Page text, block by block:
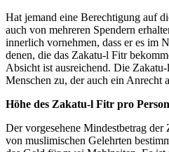
Hat jemand eine Berechtigung auf
auch von mehreren Spendern
innerlich vornehmen, dass er es im
denen, die das Zakatu-l Fitr
Absicht ist ausreichend. Die
Menschen zu, der auch ein Anrecht
Höhe des Zakatu-l Fitr pro
Der vorgesehene Mindestbetrag
von muslimischen Gelehrten